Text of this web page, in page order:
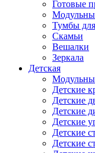
Готовые
Тумбы
Скамьи
Вешалки
Зеркала
Детская
Детские
Детские
Детские
Детские
Детские
Детские